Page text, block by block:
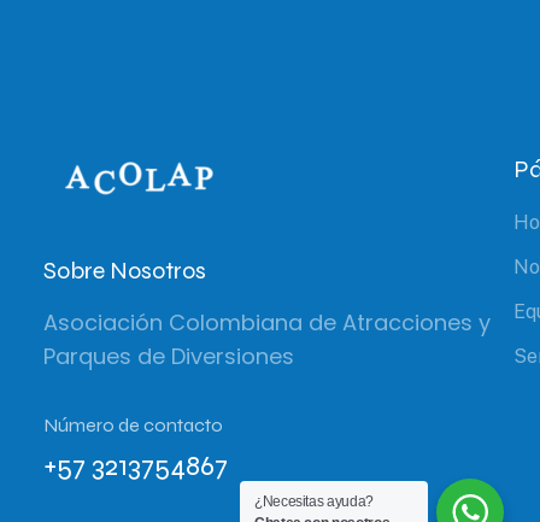
Sobre Nosotros
Asociación Colombiana de Atracciones y
Parques de Diversiones
Número de contacto
+57 3213754867
¿Necesitas ayuda?